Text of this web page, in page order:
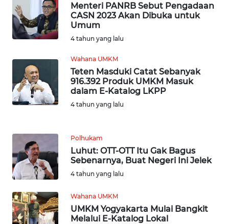
Menteri PANRB Sebut Pengadaan
CASN 2023 Akan Dibuka untuk
Umum
4 tahun yang lalu
Wahana UMKM
Teten Masduki Catat Sebanyak
916.392 Produk UMKM Masuk
dalam E-Katalog LKPP
4 tahun yang lalu
Polhukam
Luhut: OTT-OTT Itu Gak Bagus
Sebenarnya, Buat Negeri Ini Jelek
4 tahun yang lalu
Wahana UMKM
UMKM Yogyakarta Mulai Bangkit
Melalui E-Katalog Lokal
WN
TEBING
TINGGI
WN
PAKPAK
WN
WN
BEKASI
WN
BOGOR
WN